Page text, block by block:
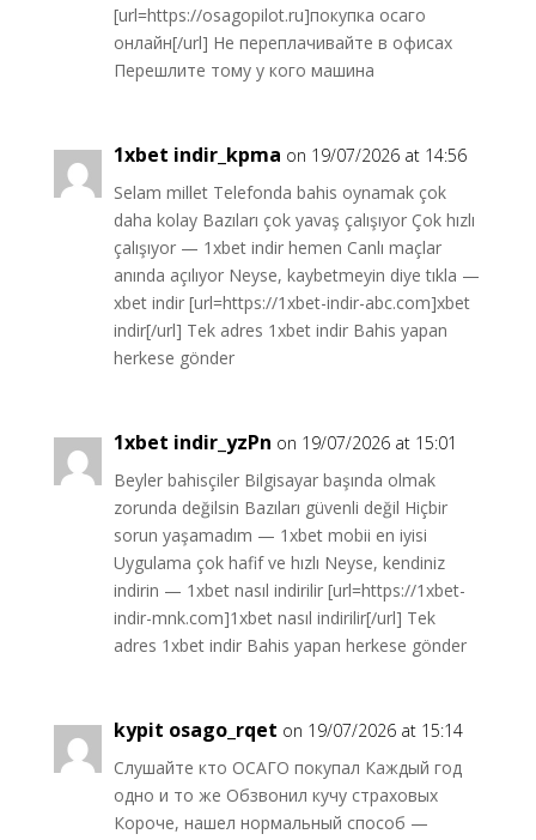
[url=https://osagopilot.ru]покупка осаго
онлайн[/url] Не переплачивайте в офисах
Перешлите тому у кого машина
1xbet indir_kpma on 19/07/2026 at 14:56
Selam millet Telefonda bahis oynamak çok
daha kolay Bazıları çok yavaş çalışıyor Çok hızlı
çalışıyor — 1xbet indir hemen Canlı maçlar
anında açılıyor Neyse, kaybetmeyin diye tıkla —
xbet indir [url=https://1xbet-indir-abc.com]xbet
indir[/url] Tek adres 1xbet indir Bahis yapan
herkese gönder
1xbet indir_yzPn on 19/07/2026 at 15:01
Beyler bahisçiler Bilgisayar başında olmak
zorunda değilsin Bazıları güvenli değil Hiçbir
sorun yaşamadım — 1xbet mobii en iyisi
Uygulama çok hafif ve hızlı Neyse, kendiniz
indirin — 1xbet nasıl indirilir [url=https://1xbet-
indir-mnk.com]1xbet nasıl indirilir[/url] Tek
adres 1xbet indir Bahis yapan herkese gönder
kypit osago_rqet on 19/07/2026 at 15:14
Слушайте кто ОСАГО покупал Каждый год
одно и то же Обзвонил кучу страховых
Короче, нашел нормальный способ —